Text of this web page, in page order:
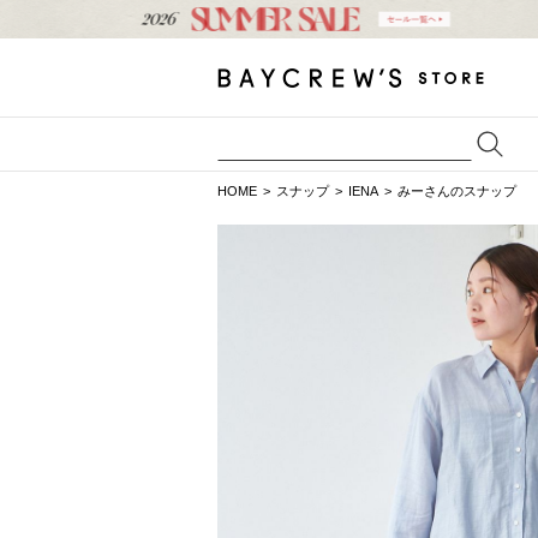
HOME スナップ IENA みーさんのスナップ